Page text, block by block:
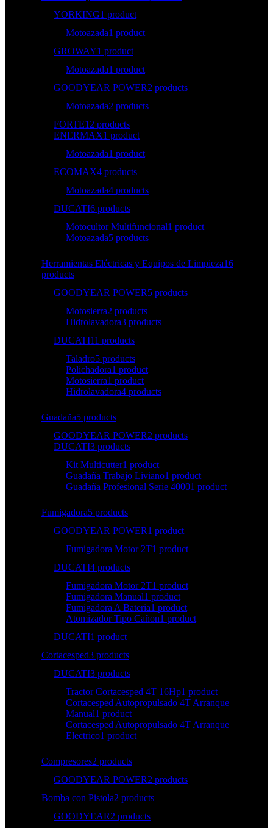
YORKING1 product
Motoazada1 product
GROWAY1 product
Motoazada1 product
GOODYEAR POWER2 products
Motoazada2 products
FORTE12 products
ENERMAX1 product
Motoazada1 product
ECOMAX4 products
Motoazada4 products
DUCATI6 products
Motocultor Multifuncional1 product
Motoazada5 products
Herramientas Eléctricas y Equipos de Limpieza16
products
GOODYEAR POWER5 products
Motosierra2 products
Hidrolavadora3 products
DUCATI11 products
Taladro5 products
Polichadora1 product
Motosierra1 product
Hidrolavadora4 products
Guadaña5 products
GOODYEAR POWER2 products
DUCATI3 products
Kit Multicutter1 product
Guadaña Trabajo Liviano1 product
Guadaña Profesional Serie 40001 product
Fumigadora5 products
GOODYEAR POWER1 product
Fumigadora Motor 2T1 product
DUCATI4 products
Fumigadora Motor 2T1 product
Fumigadora Manual1 product
Fumigadora A Bateria1 product
Atomizador Tipo Cañon1 product
DUCATI1 product
Cortacesped3 products
DUCATI3 products
Tractor Cortacesped 4T 16Hp1 product
Cortacesped Autopropulsado 4T Arranque
Manual1 product
Cortacesped Autopropulsado 4T Arranque
Electrico1 product
Compresores2 products
GOODYEAR POWER2 products
Bomba con Pistola2 products
GOODYEAR2 products